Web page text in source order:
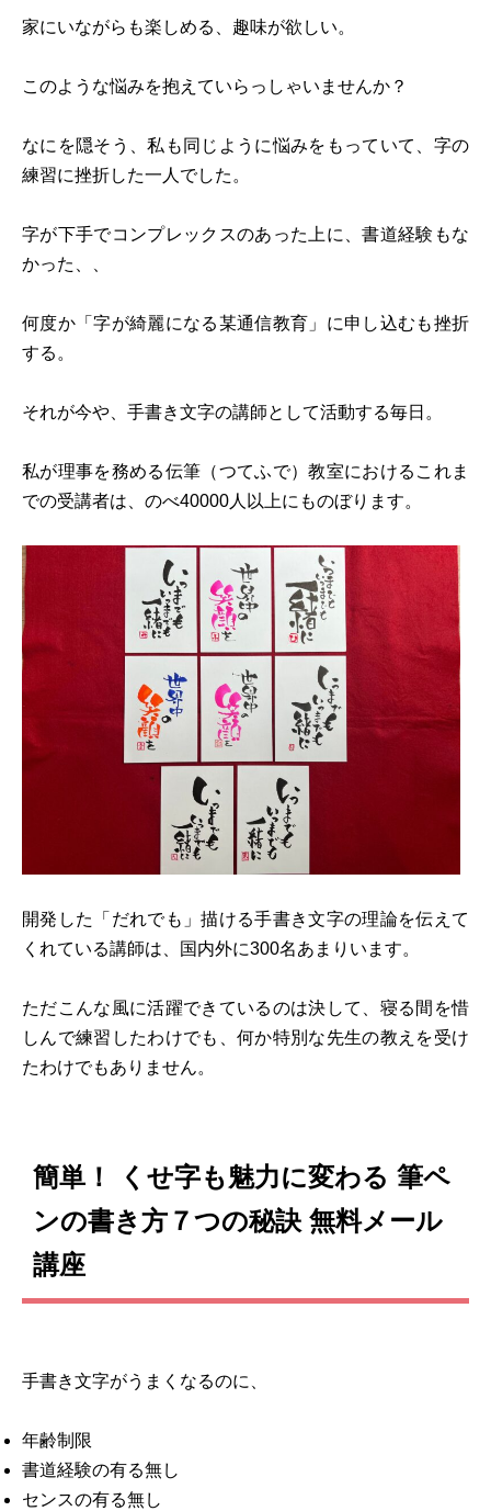
家にいながらも楽しめる、趣味が欲しい。
このような悩みを抱えていらっしゃいませんか？
なにを隠そう、私も同じように悩みをもっていて、字の
練習に挫折した一人でした。
字が下手でコンプレックスのあった上に、書道経験もな
かった、、
何度か「字が綺麗になる某通信教育」に申し込むも挫折
する。
それが今や、手書き文字の講師として活動する毎日。
私が理事を務める伝筆（つてふで）教室におけるこれま
での受講者は、のべ40000人以上にものぼります。
開発した「だれでも」描ける手書き文字の理論を伝えて
くれている講師は、国内外に300名あまりいます。
ただこんな風に活躍できているのは決して、寝る間を惜
しんで練習したわけでも、何か特別な先生の教えを受け
たわけでもありません。
簡単！ くせ字も魅力に変わる 筆ペ
ンの書き方７つの秘訣 無料メール
講座
手書き文字がうまくなるのに、
年齢制限
書道経験の有る無し
センスの有る無し